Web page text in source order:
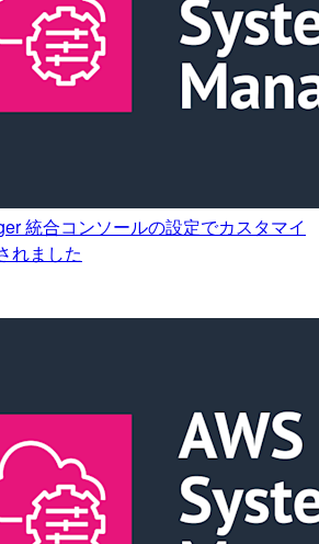
統合コンソールの設定でカスタマイ
れました